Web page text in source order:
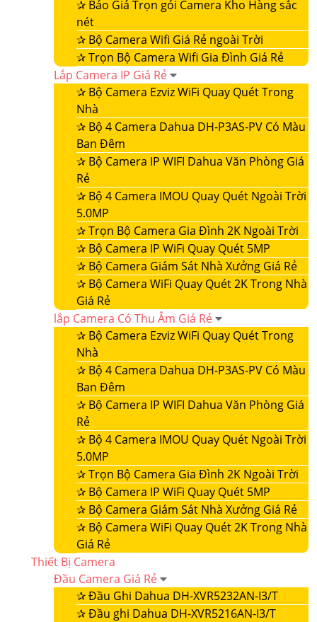
✰ Báo Giá Trọn gói Camera Kho Hàng sắc
nét
✰ Bộ Camera Wifi Giá Rẻ ngoài Trời
✰Trọn Bộ Camera Wifi Gia Đình Giá Rẻ
Lắp Camera IP Giá Rẻ
✰ Bộ Camera Ezviz WiFi Quay Quét Trong
Nhà
✰ Bộ 4 Camera Dahua DH-P3AS-PV Có Màu
Ban Đêm
✰ Bộ Camera IP WIFI Dahua Văn Phòng Giá
Rẻ
✰ Bộ 4 Camera IMOU Quay Quét Ngoài Trời
5.0MP
✰Trọn Bộ Camera Gia Đình 2K Ngoài Trời
✰ Bộ Camera IP WiFi Quay Quét 5MP
✰ Bộ Camera Giám Sát Nhà Xưởng Giá Rẻ
✰ Bộ Camera WiFi Quay Quét 2K Trong Nhà
Giá Rẻ
lắp Camera Có Thu Âm Giá Rẻ
✰ Bộ Camera Ezviz WiFi Quay Quét Trong
Nhà
✰ Bộ 4 Camera Dahua DH-P3AS-PV Có Màu
Ban Đêm
✰ Bộ Camera IP WIFI Dahua Văn Phòng Giá
Rẻ
✰ Bộ 4 Camera IMOU Quay Quét Ngoài Trời
5.0MP
✰Trọn Bộ Camera Gia Đình 2K Ngoài Trời
✰ Bộ Camera IP WiFi Quay Quét 5MP
✰ Bộ Camera Giám Sát Nhà Xưởng Giá Rẻ
✰ Bộ Camera WiFi Quay Quét 2K Trong Nhà
Giá Rẻ
Thiết Bị Camera
Đầu Camera Giá Rẻ
✰Đầu Ghi Dahua DH-XVR5232AN-I3/T
✰Đầu ghi Dahua DH-XVR5216AN-I3/T